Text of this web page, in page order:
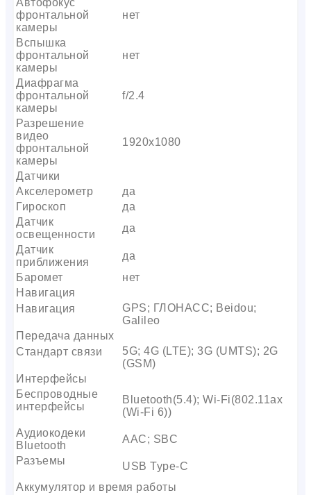
Автофокус
фронтальной
камеры
нет
Вспышка
фронтальной
камеры
нет
Диафрагма
фронтальной
камеры
f/2.4
Разрешение
видео
фронтальной
камеры
1920х1080
Датчики
Акселерометр
да
Гироскоп
да
Датчик
освещенности
да
Датчик
приближения
да
Баромет
нет
Навигация
Навигация
GPS; ГЛОНАСС; Beidou;
Galileo
Передача данных
Стандарт связи
5G; 4G (LTE); 3G (UMTS); 2G
(GSM)
Интерфейсы
Беспроводные
интерфейсы
Bluetooth(5.4); Wi-Fi(802.11ax
(Wi-Fi 6))
Аудиокодеки
Bluetooth
AAC; SBC
Разъемы
USB Type-C
Аккумулятор и время работы